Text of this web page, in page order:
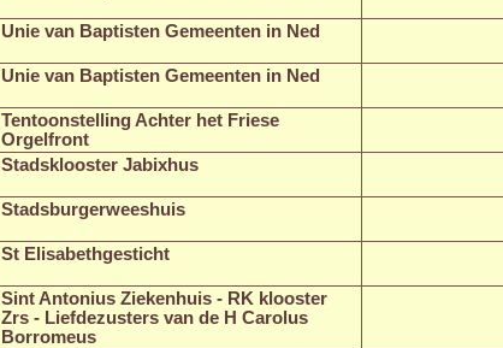
Unie van Baptisten Gemeenten in Ned
Unie van Baptisten Gemeenten in Ned
Tentoonstelling Achter het Friese
Orgelfront
Stadsklooster Jabixhus
Stadsburgerweeshuis
St Elisabethgesticht
Sint Antonius Ziekenhuis - RK klooster
Zrs - Liefdezusters van de H Carolus
Borromeus